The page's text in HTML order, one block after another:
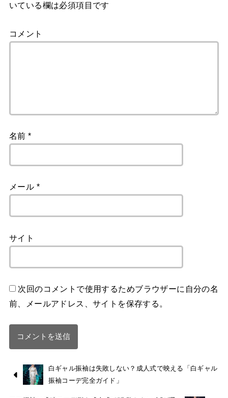
いている欄は必須項目です
コメント
名前*
メール *
サイト
次回のコメントで使用するためブラウザーに自分の名
前、メールアドレス、サイトを保存する。
白ギャル振袖は失敗しない？成人式で映える「白ギャル
振袖コーデ完全ガイド」